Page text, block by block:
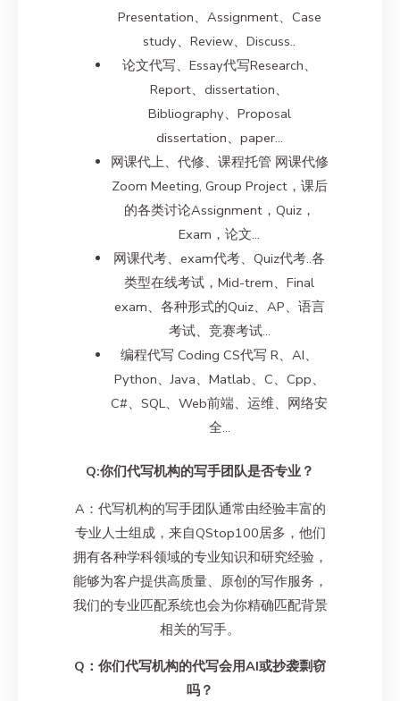
Presentation、Assignment、Case
study、Review、Discuss..
论文代写、Essay代写Research、
Report、dissertation、
Bibliography、Proposal
dissertation、paper…
网课代上、代修、课程托管 网课代修
Zoom Meeting, Group Project，课后
的各类讨论Assignment，Quiz，
Exam，论文…
网课代考、exam代考、Quiz代考..各
类型在线考试，Mid-trem、Final
exam、各种形式的Quiz、AP、语言
考试、竞赛考试…
编程代写 Coding CS代写 R、AI、
Python、Java、Matlab、C、Cpp、
C#、SQL、Web前端、运维、网络安
全…
Q:你们代写机构的写手团队是否专业？
A：代写机构的写手团队通常由经验丰富的
专业人士组成，来自QStop100居多，他们
拥有各种学科领域的专业知识和研究经验，
能够为客户提供高质量、原创的写作服务，
我们的专业匹配系统也会为你精确匹配背景
相关的写手。
Q：你们代写机构的代写会用AI或抄袭剽窃
吗？